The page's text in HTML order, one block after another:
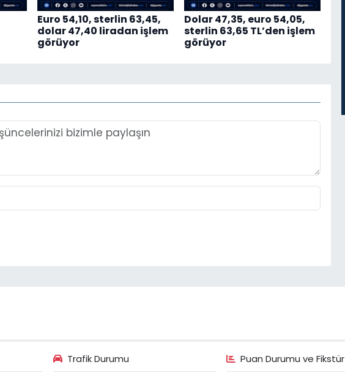
Euro 54,10, sterlin 63,45,
dolar 47,40 liradan işlem
görüyor
Dolar 47,35, euro 54,05,
sterlin 63,65 TL’den işlem
görüyor
Trafik Durumu Puan Durumu ve Fikstür